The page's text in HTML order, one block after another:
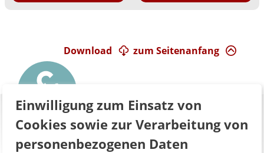
zum Seitenanfang
Download
Einwilligung zum Einsatz von
Cookies sowie zur Verarbeitung von
personenbezogenen Daten